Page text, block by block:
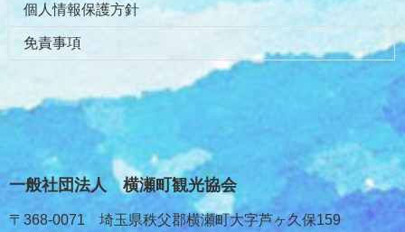
個人情報保護方針
免責事項
一般社団法人 横瀬町観光協会
〒368-0071 埼玉県秩父郡横瀬町大字芦ヶ久保159